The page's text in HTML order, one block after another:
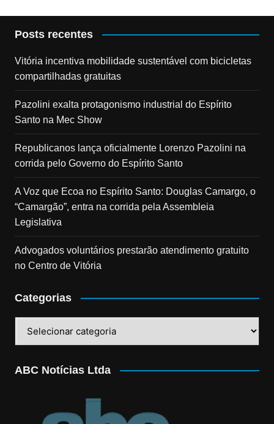
Posts recentes
Vitória incentiva mobilidade sustentável com bicicletas
compartilhadas gratuitas
Pazolini exalta protagonismo industrial do Espírito
Santo na Mec Show
Republicanos lança oficialmente Lorenzo Pazolini na
corrida pelo Governo do Espírito Santo
A Voz que Ecoa no Espírito Santo: Douglas Camargo, o
“Camargão”, entra na corrida pela Assembleia
Legislativa
Advogados voluntários prestarão atendimento gratuito
no Centro de Vitória
Categorias
ABC Notícias Ltda